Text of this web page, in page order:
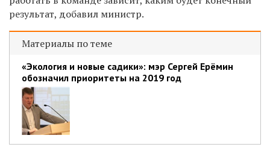
результат, добавил министр.
Материалы по теме
«Экология и новые садики»: мэр Сергей Ерёмин
обозначил приоритеты на 2019 год